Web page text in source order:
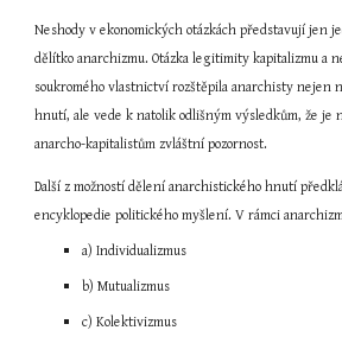
Neshody v ekonomických otázkách představují jen
dělítko anarchizmu. Otázka legitimity kapitalizmu a
soukromého vlastnictví rozštěpila anarchisty nejen
hnutí, ale vede k natolik odlišným výsledkům, že je
anarcho-kapitalistům zvláštní pozornost.
Další z možností dělení anarchistického hnutí
encyklopedie politického myšlení. V rámci
a) Individualizmus
b) Mutualizmus
c) Kolektivizmus